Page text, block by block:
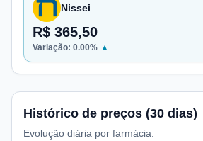
Nissei
R$ 365,50
Variação: 0.00% ▲
Histórico de preços (30 dias)
Evolução diária por farmácia.